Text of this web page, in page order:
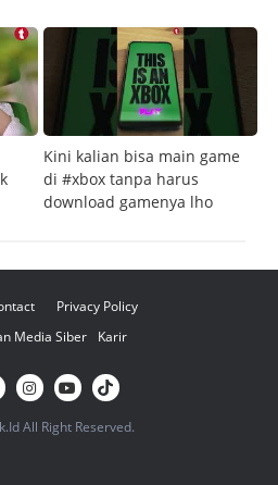
Kini kalian bisa main game
di #xbox tanpa harus
download gamenya lho
Privacy Policy
Media Siber
Karir
All Right Reserved.